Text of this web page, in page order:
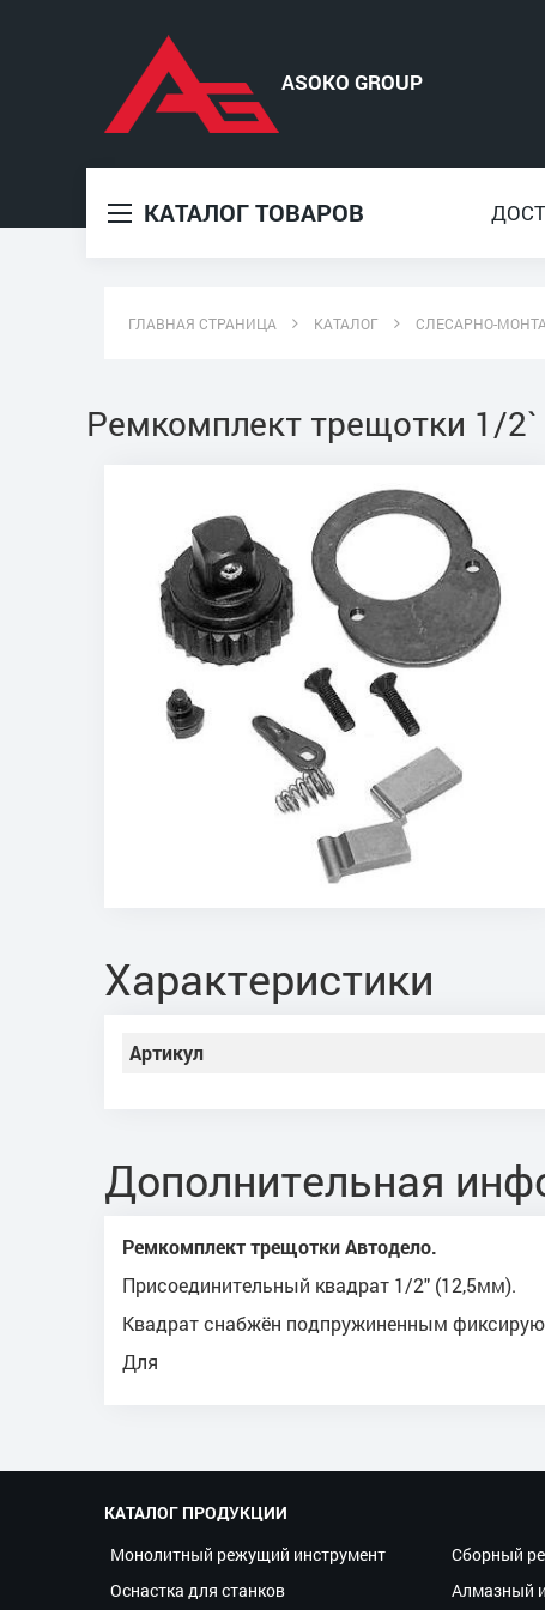
КАТАЛОГ ТОВАРОВ
ГЛАВНАЯ СТРАНИЦА КАТАЛОГ СЛЕСАРНО-
Ремкомплект трещотки 1/
Характеристики
Артикул
Дополнительная
Ремкомплект трещотки Автодело.
Присоединительный квадрат 1/2" (12,5мм).
Квадрат снабжён подпружиненным
Для
КАТАЛОГ ПРОДУКЦИИ
Монолитный режущий инструмент
Сборный
Оснастка для станков
Алмазный